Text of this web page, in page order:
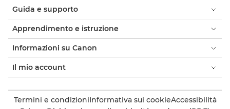
Guida e supporto
Apprendimento e istruzione
Informazioni su Canon
Il mio account
Termini e condizioniInformativa sui cookieAccessibilità